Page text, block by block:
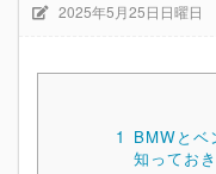
2025年5月25日日曜日
1 BMWとベ
知ってお